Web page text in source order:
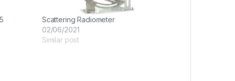
Scattering Radiometer
02/06/2021
Similar post